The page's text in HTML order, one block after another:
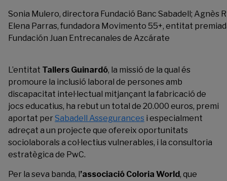
Sonia Mulero, directora Fundació Banc Sabadell;
Elena Parras, fundadora Movimento 55+, entitat
Fundación Juan Entrecanales de Azcárate
L’entitat Tallers Guinardó, la missió de la qual és
promoure la inclusió laboral de persones amb
discapacitat intel·lectual mitjançant la fabricació de
jocs educatius, ha rebut un total de 20.000 euros, premi
aportat perSabadell Assegurances i especialment
adreçat a un projecte que ofereix oportunitats
sociolaborals a col·lectius vulnerables, i la consultoria
estratègica de PwC.
Per la seva banda, l ’associació Coloria World, que